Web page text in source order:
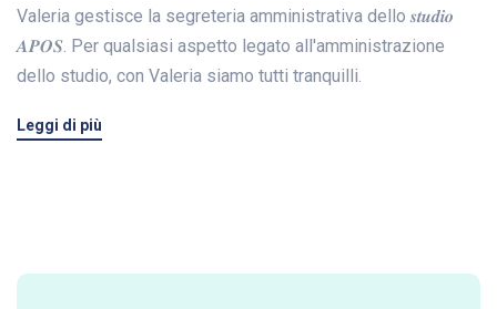
Valeria gestisce la segreteria amministrativa dello 𝒔𝒕𝒖𝒅𝒊𝒐
𝑨𝑷𝑶𝑺. Per qualsiasi aspetto legato all'amministrazione
dello studio, con Valeria siamo tutti tranquilli.
Leggi di più